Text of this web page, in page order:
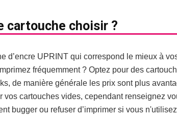
cartouche choisir ?
d’encre UPRINT qui correspond le mieux à
fréquemment ? Optez pour des
de manière générale les prix sont plus
vos cartouches vides, cependant renseignez
bugger ou refuser d’imprimer si vous